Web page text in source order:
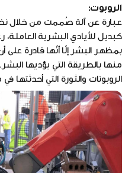
الروبوت:
عبارة عن آلة صُممت من خلال
كبديل للأيادي البشرية
بمظهر البشر إلّا أنّها قادرة
منها بالطريقة التي يؤديها
الروبوتات والثورة التي أحدثتها